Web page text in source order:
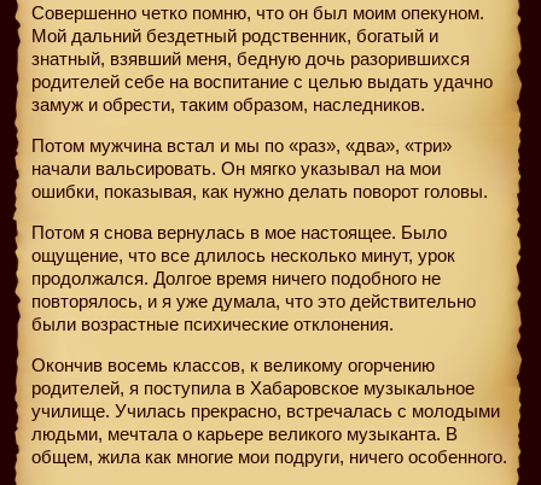
Совершенно четко помню, что он был моим опекуном.
Мой дальний бездетный родственник, богатый и
знатный, взявший меня, бедную дочь разорившихся
родителей себе на воспитание с целью выдать удачно
замуж и обрести, таким образом, наследников.
Потом мужчина встал и мы по «раз», «два», «три»
начали вальсировать. Он мягко указывал на мои
ошибки, показывая, как нужно делать поворот головы.
Потом я снова вернулась в мое настоящее. Было
ощущение, что все длилось несколько минут, урок
продолжался. Долгое время ничего подобного не
повторялось, и я уже думала, что это действительно
были возрастные психические отклонения.
Окончив восемь классов, к великому огорчению
родителей, я поступила в Хабаровское музыкальное
училище. Училась прекрасно, встречалась с молодыми
людьми, мечтала о карьере великого музыканта. В
общем, жила как многие мои подруги, ничего особенного.